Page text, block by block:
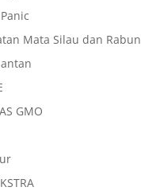
Mata Silau dan Rabun
GMO